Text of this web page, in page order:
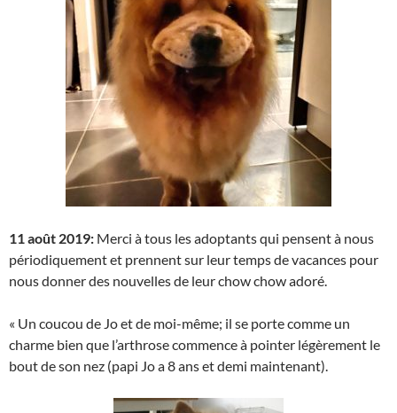
11 août 2019: Merci à tous les adoptants qui pensent à nous
périodiquement et prennent sur leur temps de vacances pour
nous donner des nouvelles de leur chow chow adoré.
« Un coucou de Jo et de moi-même; il se porte comme un
charme bien que l’arthrose commence à pointer légèrement le
bout de son nez (papi Jo a 8 ans et demi maintenant).